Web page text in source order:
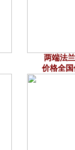
两端法
价格全国